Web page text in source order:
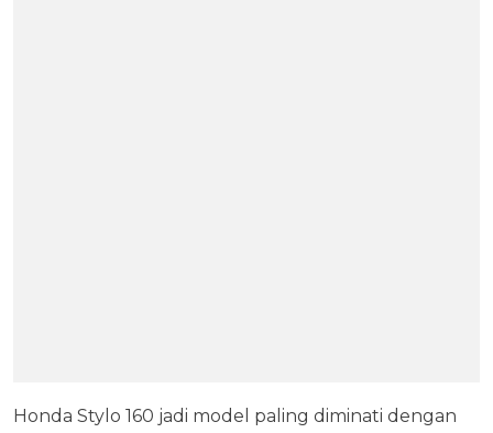
Honda Stylo 160 jadi model paling diminati dengan